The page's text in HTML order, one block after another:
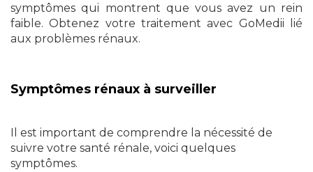
symptômes qui montrent que vous avez un rein
faible. Obtenez votre traitement avec GoMedii lié
aux problèmes rénaux.
Symptômes rénaux à surveiller
Il est important de comprendre la nécessité de
suivre votre santé rénale, voici quelques
symptômes.